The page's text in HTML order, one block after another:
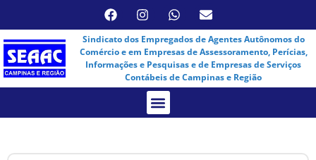
Sindicato dos Empregados de Agentes Autônomos do
Comércio e em Empresas de Assessoramento, Perícias,
Informações e Pesquisas e de Empresas de Serviços
Contábeis de Campinas e Região